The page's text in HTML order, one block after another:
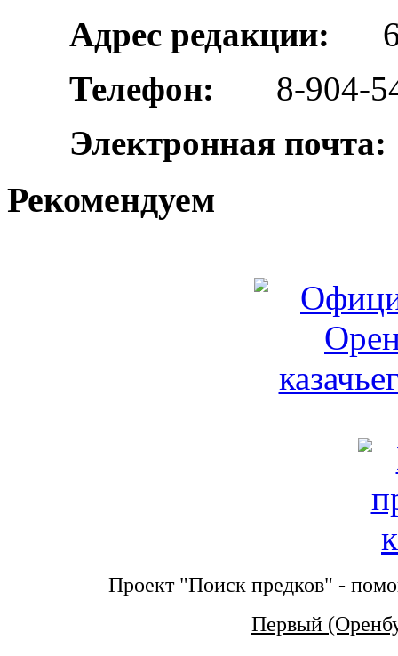
Адрес редакции:
Телефон: 8-904-
Электронная почта:
Рекомендуем
Проект "Поиск предков" -
Первый